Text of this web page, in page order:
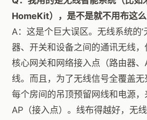
HomeKit），是不是就不用布这么
A：这是个巨大误区。无线系统的‘
器、开关和设备之间的通讯无线，
核心网关和网络接入点（路由器、
线。而且，为了无线信号全覆盖
每个房间的吊顶预留网线和电源
AP（接入点）。线布得越好，无